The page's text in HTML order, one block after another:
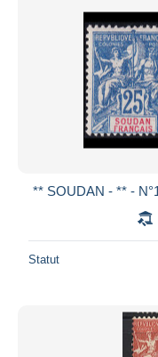
** SOUDAN - ** -
Statut